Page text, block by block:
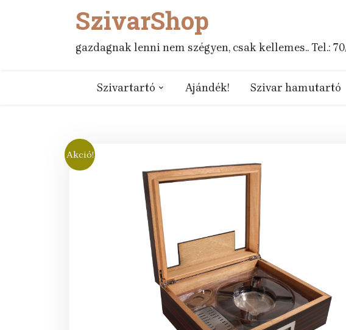
SzivarShop
gazdagnak lenni nem szégyen, csak kellemes.. Tel.:
Szivartartó Ajándék! Szivar hamutartó
Akció!